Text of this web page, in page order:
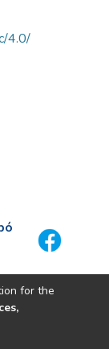
4.0/
for the